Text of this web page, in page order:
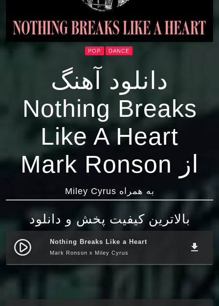
DANCE
POP
دانلود آهنگ
Nothing Breaks
Like A Heart
از Mark Ronson
به همراه Miley Cyrus
بالاترین کیفیت پخش و دانلود
play_circle_filled Nothing Breaks Like a Heart
Mark Ronson x Miley Cyrus file_download